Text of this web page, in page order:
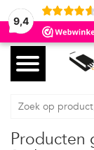
9,4
Producten